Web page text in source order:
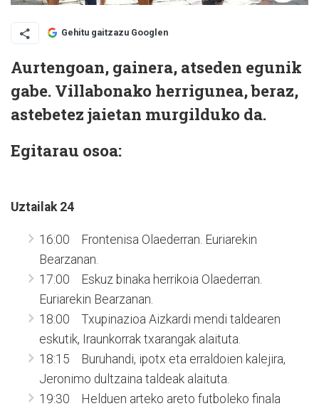
Gehitu gaitzazu Googlen
Aurtengoan, gainera, atseden egunik
gabe. Villabonako herrigunea, beraz,
astebetez jaietan murgilduko da.
Egitarau osoa:
Uztailak 24
16:00 Frontenisa Olaederran. Euriarekin
Bearzanan.
17:00 Eskuz binaka herrikoia Olaederran.
Euriarekin Bearzanan.
18:00 Txupinazioa Aizkardi mendi taldearen
eskutik, Iraunkorrak txarangak alaituta.
18:15 Buruhandi, ipotx eta erraldoien kalejira,
Jeronimo dultzaina taldeak alaituta.
19:30 Helduen arteko areto futboleko finala